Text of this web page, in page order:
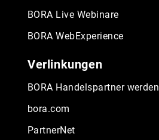
BORA Live Webinare
BORA WebExperience
Verlinkungen
BORA Handelspartner werden
bora.com
PartnerNet